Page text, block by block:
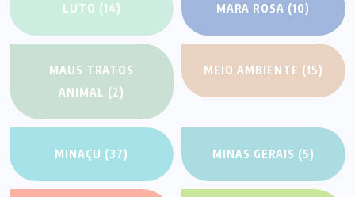
LUTO (14) MARA ROSA (10)
MAUS TRATOS
ANIMAL (2)
MEIO AMBIENTE (15)
MINAÇU (37) MINAS GERAIS (5)